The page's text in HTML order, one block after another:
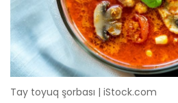
Tay toyuq şorbası | iStock.com